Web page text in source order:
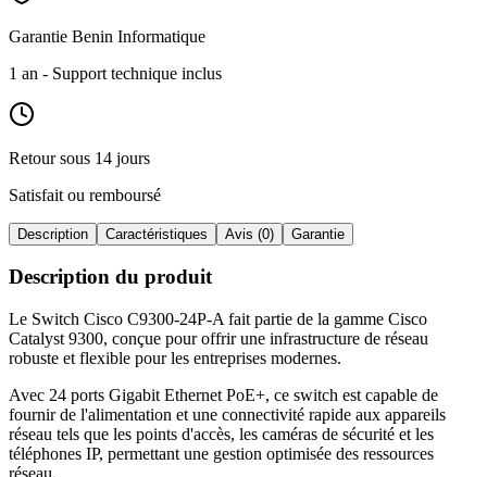
Garantie Benin Informatique
1 an - Support technique inclus
Retour sous 14 jours
Satisfait ou remboursé
Description Caractéristiques Avis (0) Garantie
Description du produit
Le Switch Cisco C9300-24P-A fait partie de la gamme Cisco
Catalyst 9300, conçue pour offrir une infrastructure de réseau
robuste et flexible pour les entreprises modernes.
Avec 24 ports Gigabit Ethernet PoE+, ce switch est capable de
fournir de l'alimentation et une connectivité rapide aux appareils
réseau tels que les points d'accès, les caméras de sécurité et les
téléphones IP, permettant une gestion optimisée des ressources